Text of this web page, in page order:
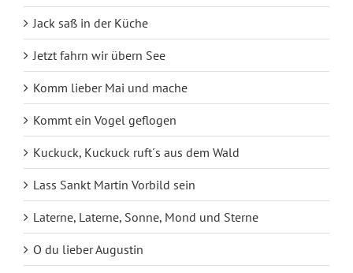
Jack saß in der Küche
Jetzt fahrn wir übern See
Komm lieber Mai und mache
Kommt ein Vogel geflogen
Kuckuck, Kuckuck ruft´s aus dem Wald
Lass Sankt Martin Vorbild sein
Laterne, Laterne, Sonne, Mond und Sterne
O du lieber Augustin